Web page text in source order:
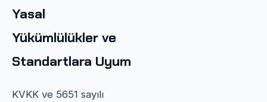
Yasal
Yükümlülükler ve
Standartlara Uyum
KVKK ve 5651 sayılı